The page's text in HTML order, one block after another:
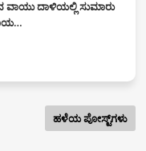
ದಾಳಿಯಲ್ಲಿ ಸುಮಾರು
ಹಳೆಯ ಪೋಸ್ಟ್‌ಗಳು